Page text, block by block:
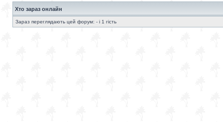
Хто зараз онлайн
Зараз переглядають цей форум: - і 1 гість